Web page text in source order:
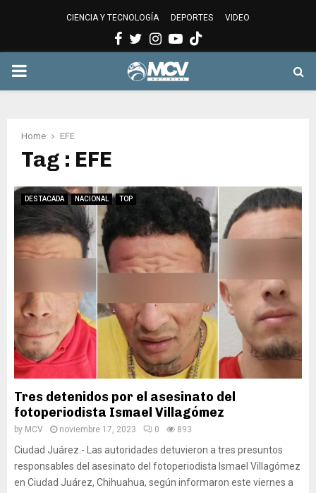
CIENCIA Y TECNOLOGÍA DEPORTES VIDEO
Facebook
Twitter
Instagram
Youtube
PRIMARY
Home EFE
Tag : EFE
DESTACADA NACIONAL TOP
Tres detenidos por el asesinato del
fotoperiodista Ismael Villagómez
by MCV noviembre 17, 2023 0 893
Ciudad Juárez.- Las autoridades detuvieron a tres presuntos
responsables del asesinato del fotoperiodista Ismael Villagómez
en Ciudad Juárez, Chihuahua, según informaron este viernes a